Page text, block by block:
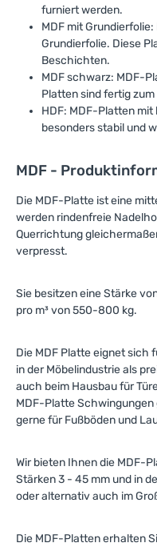
Platten für Ihre nächsten
Projekte. Kontaktieren Sie
uns, um mehr über die
unterschiedlichen Maße
erfahren, oder bestellen Sie
direkt in unserem Shop.
Geben Sie Ihren
den entscheidenden Touch
von Qualität!
furniert werden.
MDF mit
Grundierfolie. Diese
Beschichten.
MDF schwarz: MDF-
Platten sind fertig zum
HDF: MDF-Platten
besonders stabil und
MDF -
Die MDF-Platte ist eine
werden rindenfreie
Querrichtung
verpresst.
Sie besitzen eine Stärke
pro m³ von 550-800 kg.
Die MDF Platte eignet sich
in der Möbelindustrie als
auch beim Hausbau für
MDF-Platte Schwingungen
gerne für Fußböden und
Wir bieten Ihnen die MDF-
Stärken 3 - 45 mm und in
oder alternativ auch im
Die MDF-Platten erhalten